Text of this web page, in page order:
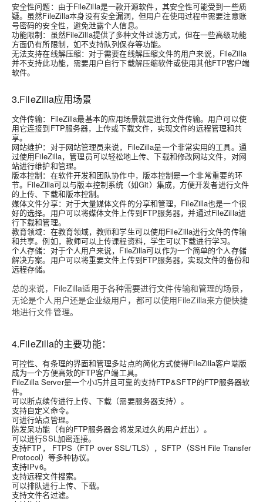
安全性问题：由于FileZilla是一款开源软件，其安全性可能受到一些质
疑。虽然FileZilla本身没有安全漏洞，但用户在使用过程中需要注意账
号密码的安全性，避免泄露个人信息。
功能限制：虽然FileZilla提供了多种文件过滤方式，但在一些高级功能
方面仍有所限制，如不支持队列保存等功能。
无法支持在线解压缩：对于需要在线解压缩文件的用户来说，FileZilla
并不支持此功能，需要用户自行下载解压缩软件或使用其他FTP客户端
软件。
3.FileZilla应用场景
文件传输：FileZilla最基本的应用场景就是进行文件传输。用户可以使
用它连接到FTP服务器，上传或下载文件，实现文件的远程管理和共
享。
网站维护：对于网站管理员来说，FileZilla是一个非常实用的工具。通
过使用FileZilla，管理员可以轻松地上传、下载和修改网站文件，对网
站进行维护和管理。
版本控制：在软件开发和团队协作中，版本控制是一个非常重要的环
节。FileZilla可以与版本控制系统（如Git）集成，方便开发者进行文件
的上传、下载和版本控制。
媒体文件分享：对于大量媒体文件的分享和管理，FileZilla也是一个很
好的选择。用户可以将媒体文件上传到FTP服务器，并通过FileZilla进
行下载和管理。
教育领域：在教育领域，教师和学生可以使用FileZilla进行文件的传输
和共享。例如，教师可以上传课程资料，学生可以下载进行学习。
个人存储：对于个人用户来说，FileZilla可以作为一个简单的个人存储
解决方案。用户可以将重要文件上传到FTP服务器，实现文件的备份和
远程存储。
总的来说，FileZilla适用于各种需要进行文件传输和管理的场景，
无论是个人用户还是企业级用户，都可以使用FileZilla来方便快捷
地进行文件管理。
4.FileZilla的主要功能：
可控性、有条理的界面和管理多站点的简化方式使得FileZilla客户端版
成为一个方便高效的FTP客户端工具。
FileZilla Server是一个小巧并且可靠的支持FTP&SFTP的FTP服务器软
件。
可以断点续传进行上传、下载（需要服务器支持）。
支持自定义命令。
可进行站点管理。
防发呆功能（有的FTP服务器会将发呆过久的用户赶出）。
可以进行SSL加密连接。
支持FTP， FTPS（FTP over SSL/TLS），SFTP（SSH File Transfer
Protocol）等多种协议。
支持IPv6。
支持远程文件搜索。
可以排队进行上传、下载。
支持文件名过滤。